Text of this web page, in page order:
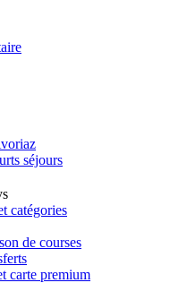
séjours
catégories
de courses
carte premium